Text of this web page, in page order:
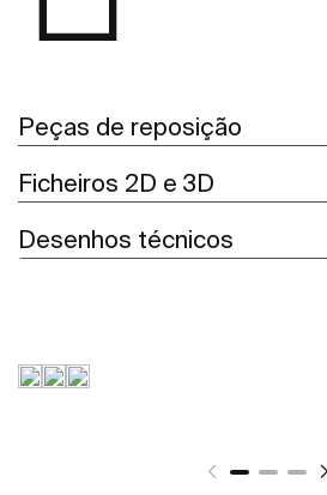
Peças de reposição
Ficheiros 2D e 3D
Desenhos técnicos